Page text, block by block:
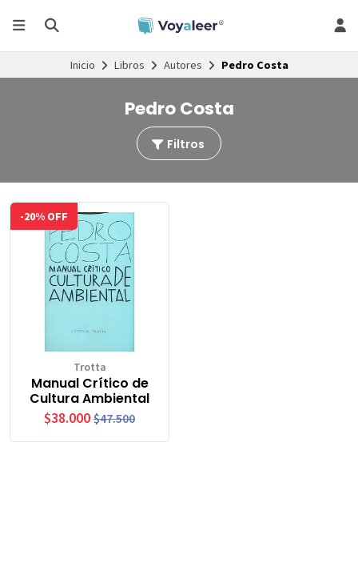
Inicio Libros Autores Pedro Costa
Pedro Costa
Filtros
-20% OFF
Trotta
Manual Crítico de
Cultura Ambiental
$38.000 $47.500